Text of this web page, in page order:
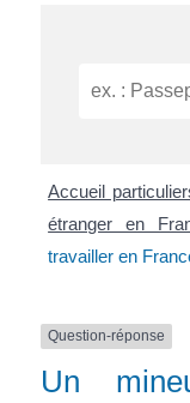
Accueil
étranger en
travailler en
Question-réponse
Un